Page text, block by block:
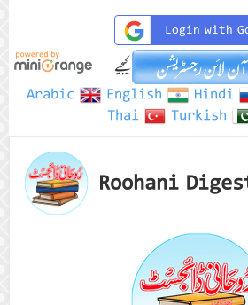
Login with
کیجیے
Arabic
English Hindi
Thai
Turkish
Roohani